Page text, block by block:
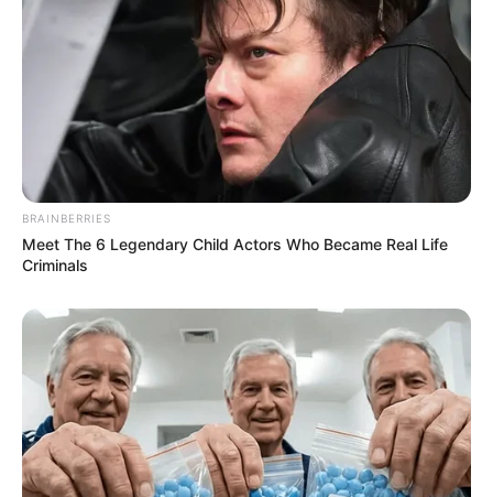
BRAINBERRIES
Meet The 6 Legendary Child Actors Who Became Real Life
Criminals